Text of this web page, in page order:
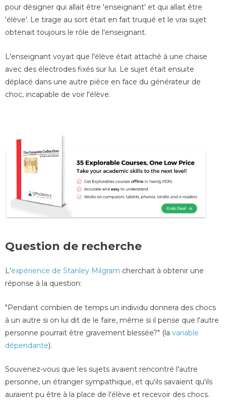
pour désigner qui allait être 'enseignant' et qui allait être
'élève'. Le tirage au sort était en fait truqué et le vrai sujet
obtenait toujours le rôle de l'enseignant.
L'enseignant voyait que l'élève était attaché à une chaise
avec des électrodes fixés sur lui. Le sujet était ensuite
déplacé dans une autre pièce en face du générateur de
choc, incapable de voir l'élève.
Question de recherche
L'expérience de Stanley Milgram cherchait à obtenir une
réponse à la question:
"Pendant combien de temps un individu donnera des chocs
à un autre si on lui dit de le faire, même si il pense que l'autre
personne pourrait être gravement blessée?" (la variable
dépendante).
Souvenez-vous que les sujets avaient rencontré l'autre
personne, un étranger sympathique, et qu'ils savaient qu'ils
auraient pu être à la place de l'élève et recevoir des chocs.